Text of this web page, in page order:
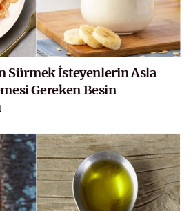
Sürmek İsteyenlerin Asla
Gereken Besin